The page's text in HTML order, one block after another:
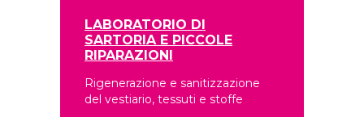
LABORATORIO DI
SARTORIA E PICCOLE
RIPARAZIONI
Rigenerazione e sanitizzazione
del vestiario, tessuti e stoffe